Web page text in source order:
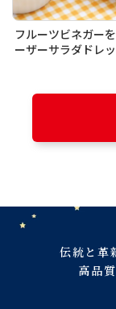
フルーツビネガー
ーザーサラダドレ
伝統と革
高品